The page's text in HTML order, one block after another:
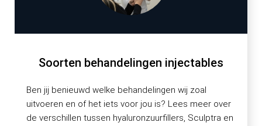
Soorten behandelingen injectables
Ben jij benieuwd welke behandelingen wij zoal
uitvoeren en of het iets voor jou is? Lees meer over
de verschillen tussen hyaluronzuurfillers, Sculptra en